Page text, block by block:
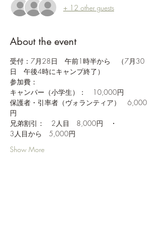
+ 12 other guests
About the event
受付：7月28日　午前1時半から　（7月30
日　午後4時にキャンプ終了）
参加費：
キャンパー（小学生）：　10,000円
保護者・引率者（ヴォランティア）　6,000
円
兄弟割引：　2人目　8,000円　・
3人目から　5,000円
Show More